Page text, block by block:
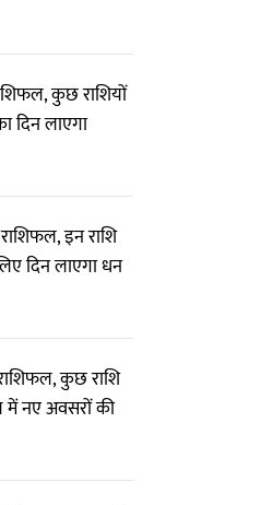
कुछ राशियों
दिन लाएगा
इन राशि
दिन लाएगा धन
कुछ राशि
में नए अवसरों की